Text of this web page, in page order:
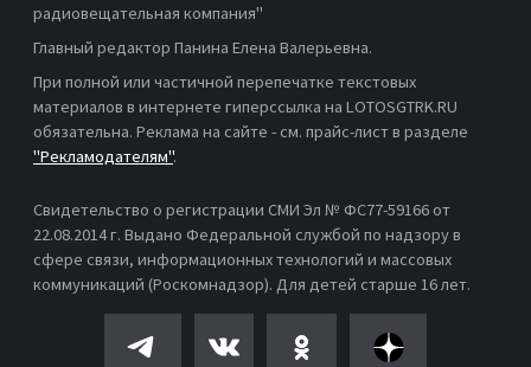
радиовещательная компания"
Главный редактор Панина Елена Валерьевна.
При полной или частичной перепечатке текстовых
материалов в интернете гиперссылка на LOTOSGTRK.RU
обязательна. Реклама на сайте - см. прайс-лист в разделе
"Рекламодателям".
Свидетельство о регистрации СМИ Эл № ФС77-59166 от
22.08.2014 г. Выдано Федеральной службой по надзору в
сфере связи, информационных технологий и массовых
коммуникаций (Роскомнадзор). Для детей старше 16 лет.